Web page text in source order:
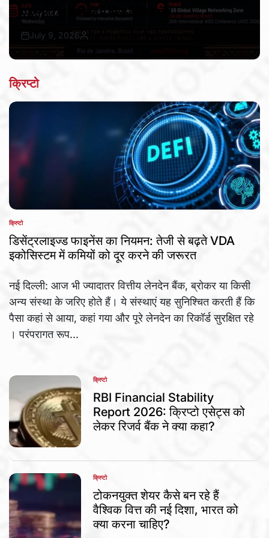
एड्स 2026 सम्मेलन में मिला वैश्विक मंच
Post
July 9, 2026
By:
क्रिप्टो
POSTED
IN
क्रिप्टो
डिसेंट्रलाइज्ड फाइनेंस का नियमन: तेजी से बढ़ते VDA
इकोसिस्टम में कमियों को दूर करने की जरूरत
नई दिल्ली: आज भी ज्यादातर वित्तीय लेनदेन बैंक, ब्रोकर या किसी
अन्य संस्था के जरिए होते हैं। ये संस्थाएं यह सुनिश्चित करती हैं कि
पैसा कहां से आया, कहां गया और पूरे लेनदेन का रिकॉर्ड सुरक्षित रहे
। परंपरागत रूप...
POSTED
IN
क्रिप्टो
RBI Financial Stability
Report 2026: क्रिप्टो एसेट्स को
लेकर रिजर्व बैंक ने क्या कहा?
POSTED
IN
क्रिप्टो
टोकनयुक्त शेयर कैसे बन रहे हैं
वैश्विक वित्त की नई दिशा, भारत को
क्या करना चाहिए?